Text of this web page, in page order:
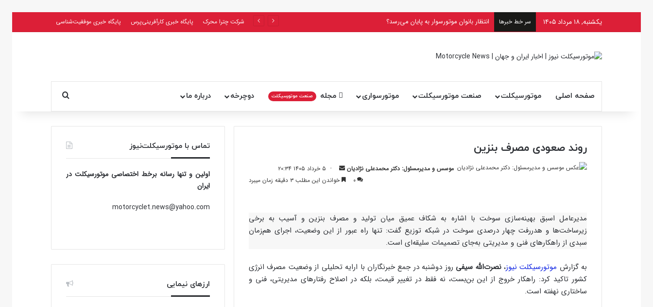
یکشنبه, ۱۸ مرداد ۱۴۰۵ سر خط خبرها شرکت چترا محرک پایگاه خبری کارآفرینی‌پرس پایگاه خبری موفقیت‌شناسی
صفحه اصلی موتورسیکلت صنعت موتورسیکلت موتورسواری مجله صنعت موتورسیکلت دوچرخه درباره ما جستجو برای
روند صعودی مصرف بنزین
موسس و مدیرمسئول: دکتر محمدعلی نژادیان
ارسال
ایمیل
۵ خرداد ۱۴۰۵ ۲۰:۳۴
۰
خواندن این مطلب ۳ دقیقه زمان میبرد
مدیرعامل اسبق بهینه‌سازی سوخت با اشاره به شکاف عمیق میان تولید و مصرف بنزین و آسیب به برخی
زیرساخت‌ها و هدررفت چهار درصدی سوخت در شبکه توزیع گفت: تنها راه عبور از این وضعیت، اجرای هم‌زمان
سبدی از راهکارهای فنی و مدیریتی به‌جای تصمیمات سلیقه‌ای است.
به گزارش موتورسیکلت نیوز،نصرت‌الله سیفی روز دوشنبه در جمع خبرنگاران با ارایه تحلیلی از وضعیت مصرف انرژی
کشور تاکید کرد: راهکار خروج از این بن‌بست، نه فقط در تغییر قیمت، بلکه در اصلاح رفتارهای مدیریتی، فنی و
ساختاری نهفته است.
تماس با موتورسیکلت‌نیوز
اولین و تنها رسانه برخط اختصاصی موتورسیکلت در
ایران
motorcyclet.news@yahoo.com
ارزهای نیمایی